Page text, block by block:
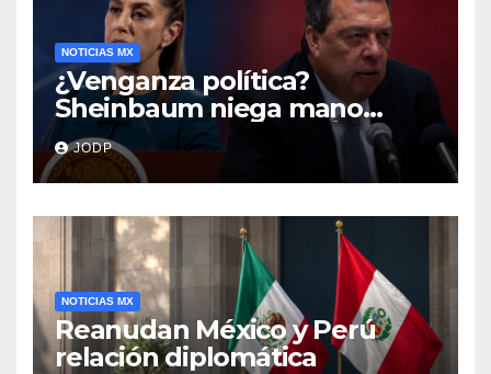
NOTICIAS MX
¿Venganza política?
Sheinbaum niega mano
negra en captura de Ángel
Aguirre
JODP
NOTICIAS MX
Reanudan México y Perú
relación diplomática